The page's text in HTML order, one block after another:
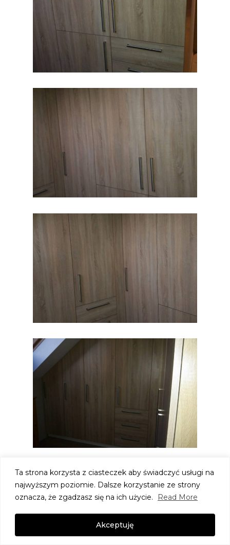
Ta strona korzysta z ciasteczek aby świadczyć usługi na
najwyższym poziomie. Dalsze korzystanie ze strony
oznacza, że zgadzasz się na ich użycie.
Read More
Akceptuję